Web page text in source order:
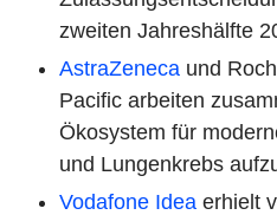
zweiten Jahreshälfte
AstraZeneca und
Pacific arbeiten
Ökosystem für
und Lungenkrebs
Vodafone Idea erhielt